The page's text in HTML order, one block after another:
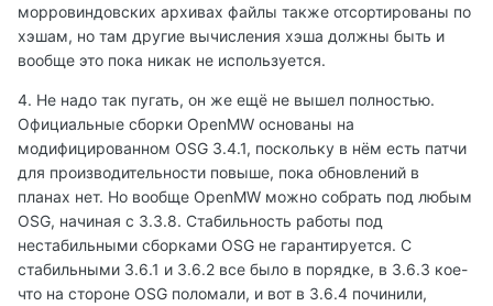
морровиндовских архивах файлы также отсортированы по
хэшам, но там другие вычисления хэша должны быть и
вообще это пока никак не используется.
4. Не надо так пугать, он же ещё не вышел полностью.
Официальные сборки OpenMW основаны на
модифицированном OSG 3.4.1, поскольку в нём есть патчи
для производительности повыше, пока обновлений в
планах нет. Но вообще OpenMW можно собрать под любым
OSG, начиная с 3.3.8. Стабильность работы под
нестабильными сборками OSG не гарантируется. С
стабильными 3.6.1 и 3.6.2 все было в порядке, в 3.6.3 кое-
что на стороне OSG поломали, и вот в 3.6.4 починили,